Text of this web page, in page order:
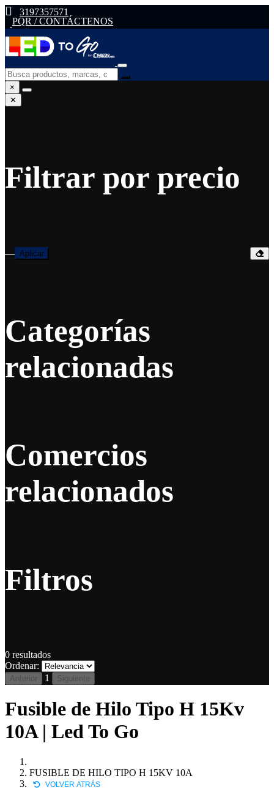
3197357571
PQR / CONTÁCTENOS
×
✕
Filtrar por precio
— Aplicar
Categorías
relacionadas
Comercios
relacionados
Filtros
0 resultados
Ordenar:
Anterior 1 Siguiente
Fusible de Hilo Tipo H 15Kv
10A | Led To Go
FUSIBLE DE HILO TIPO H 15KV 10A
VOLVER ATRÁS